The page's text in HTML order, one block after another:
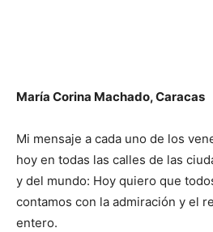
María Corina Machado, Caracas
Mi mensaje a cada uno de los
hoy en todas las calles de las
y del mundo: Hoy quiero que
contamos con la admiración y el
entero.